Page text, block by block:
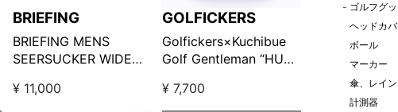
BRIEFING
BRIEFING MENS
SEERSUCKER WIDE
¥ 11,000
GOLFICKERS
Golfickers×Kuchibue
Golf Gentleman “HUT”
ク【GO/LOOK!限定販
¥ 7,700
- ゴルフグ
ヘッドカ
ボール
マーカー
傘、レイ
計測器